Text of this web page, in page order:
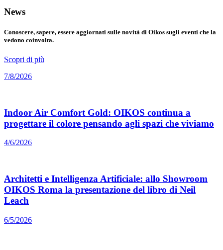
News
Conoscere, sapere, essere aggiornati sulle novità di Oikos sugli eventi che la
vedono coinvolta.
Scopri di più
7/8/2026
Indoor Air Comfort Gold: OIKOS continua a
progettare il colore pensando agli spazi che viviamo
4/6/2026
Architetti e Intelligenza Artificiale: allo Showroom
OIKOS Roma la presentazione del libro di Neil
Leach
6/5/2026